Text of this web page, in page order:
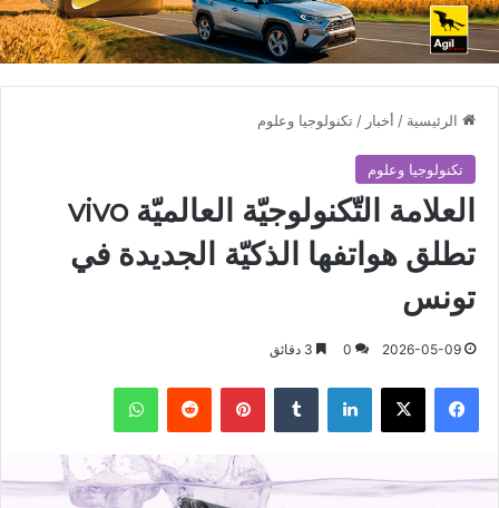
الرئيسية / أخبار / تكنولوجيا وعلوم
تكنولوجيا وعلوم
العلامة التّكنولوجيّة العالميّة vivo
تطلق هواتفها الذكيّة الجديدة في
تونس
2026-05-09
0
فيسبوك X لينكدإن بينتيريست واتساب